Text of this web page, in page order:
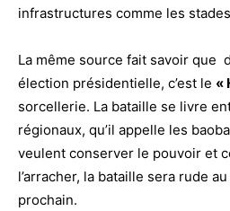
infrastructures comme les
La même source fait savoir que
élection présidentielle, c’est le «
sorcellerie. La bataille se livre
régionaux, qu’il appelle les
veulent conserver le pouvoir et
l’arracher, la bataille sera rude
prochain.